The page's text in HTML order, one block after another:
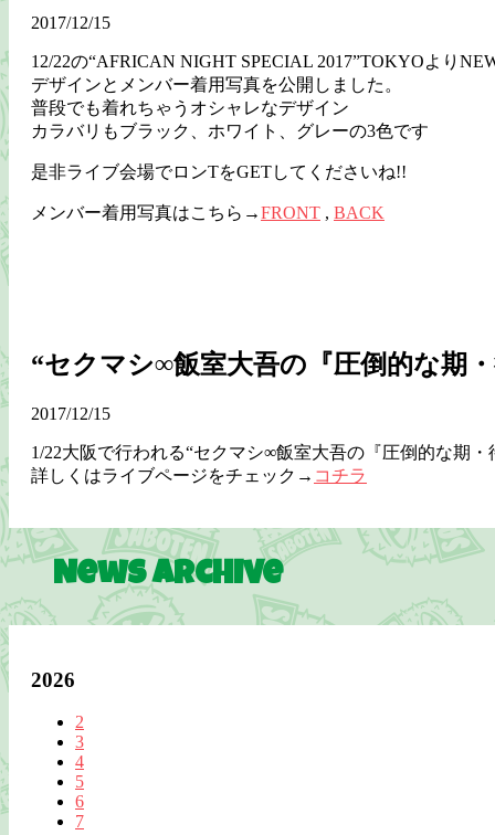
2017/12/15
12/22の“AFRICAN NIGHT SPECIAL 2017”TOKYOより
デザインとメンバー着用写真を公開しました。
普段でも着れちゃうオシャレなデザイン
カラバリもブラック、ホワイト、グレーの3色です
是非ライブ会場でロンTをGETしてくださいね!!
メンバー着用写真はこちら→FRONT , BACK
“セクマシ∞飯室大吾の『圧倒的な期
2017/12/15
1/22大阪で行われる“セクマシ∞飯室大吾の『圧倒的な期
詳しくはライブページをチェック→ コチラ
News Archive
2026
2
3
4
5
6
7